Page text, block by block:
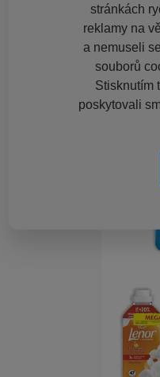
stránkách
reklamy na
a nemuseli
souborů
Stisknutím
poskytovali